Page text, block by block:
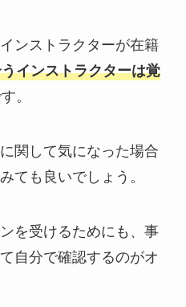
ンストラクターが在籍
インストラクターは覚
。
関して気になった場合
ても良いでしょう。
を受けるためにも、事
自分で確認するのがオ